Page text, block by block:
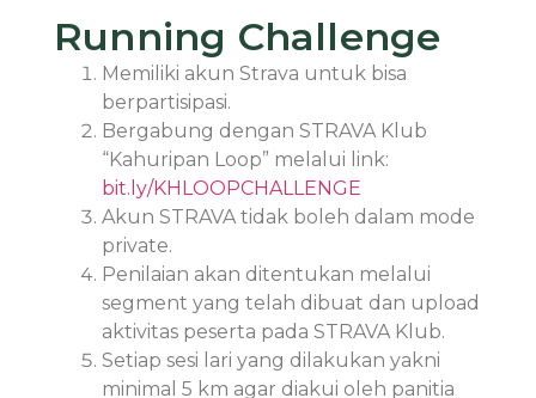
Running Challenge
Memiliki akun Strava untuk bisa
berpartisipasi.
Bergabung dengan STRAVA Klub
“Kahuripan Loop” melalui link:
bit.ly/KHLOOPCHALLENGE
Akun STRAVA tidak boleh dalam mode
private.
Penilaian akan ditentukan melalui
segment yang telah dibuat dan upload
aktivitas peserta pada STRAVA Klub.
Setiap sesi lari yang dilakukan yakni
minimal 5 km agar diakui oleh panitia